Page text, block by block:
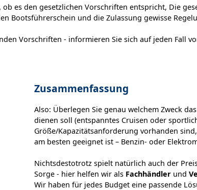
es den gesetzlichen Vorschriften entspricht, Die
Bootsführerschein und die Zulassung gewisse
Vorschriften - informieren Sie sich auf jeden Fall
Zusammenfassung
Also: Überlegen Sie genau welchem Zweck
dienen soll (entspanntes Cruisen oder
Größe/Kapazitätsanforderung vorhanden
am besten geeignet ist – Benzin- oder
Nichtsdestotrotz spielt natürlich auch der
Sorge - hier helfen wir als Fachhändler und
Wir haben für jedes Budget eine passende